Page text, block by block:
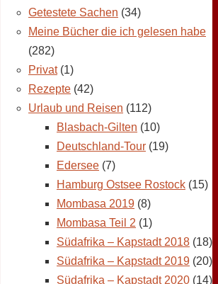
Getestete Sachen (34)
Meine Bücher die ich gelesen habe
(282)
Privat(1)
Rezepte (42)
Urlaub und Reisen (112)
Blasbach-Gilten (10)
Deutschland-Tour (19)
Edersee (7)
Hamburg Ostsee Rostock (15)
Mombasa 2019 (8)
Mombasa Teil 2 (1)
Südafrika – Kapstadt 2018 (18)
Südafrika – Kapstadt 2019 (20)
Südafrika – Kapstadt 2020 (14)